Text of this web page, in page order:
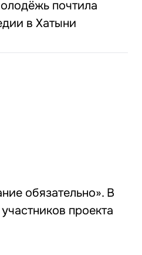
почтила
в Хатыни
обязательно». В
проекта